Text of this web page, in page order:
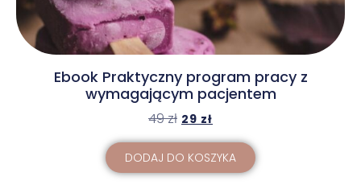
Ebook Praktyczny program pracy z
wymagającym pacjentem
49zł 29 zł
DODAJ DO KOSZYKA